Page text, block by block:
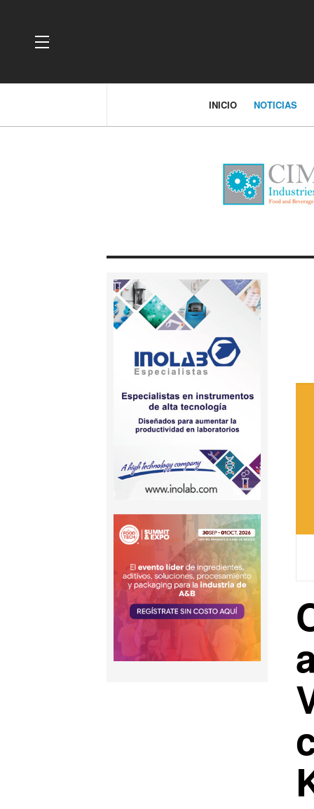
OFF CANVAS
INICIO NOTICIAS